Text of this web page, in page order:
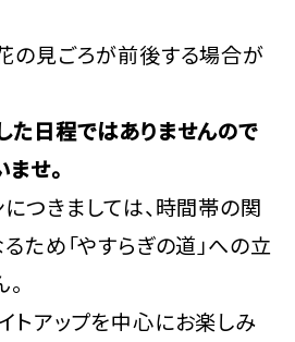
の見ごろが前後する場合が
日程ではありませんので
せ。
つきましては、時間帯の関
ため「やすらぎの道」への立
アップを中心にお楽しみ